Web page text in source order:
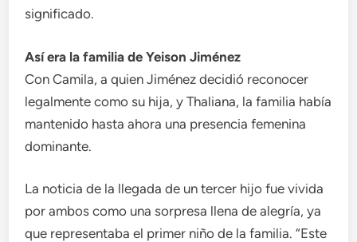
significado.
Así era la familia de Yeison Jiménez
Con Camila, a quien Jiménez decidió reconocer
legalmente como su hija, y Thaliana, la familia había
mantenido hasta ahora una presencia femenina
dominante.
La noticia de la llegada de un tercer hijo fue vivida
por ambos como una sorpresa llena de alegría, ya
que representaba el primer niño de la familia. “Este